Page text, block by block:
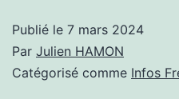
Publié le 7 mars 2024
Par Julien HAMON
Catégorisé comme Infos